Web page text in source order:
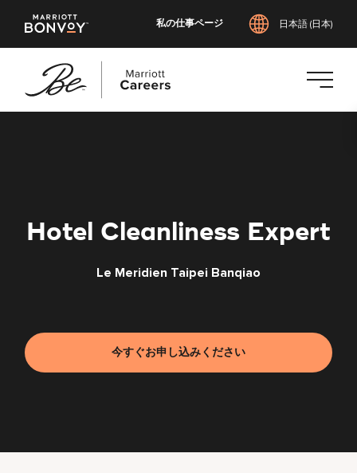
私の仕事ページ 日本語 (日本)
Hotel Cleanliness Expert
Le Meridien Taipei Banqiao
今すぐお申し込みください